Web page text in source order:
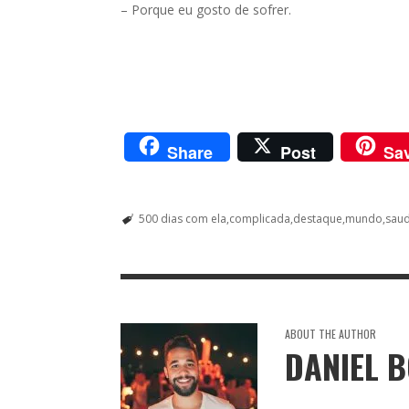
– Porque eu gosto de sofrer.
Share Post
500 dias com ela complicada destaque mundo
ABOUT THE AUTHOR
DANIEL